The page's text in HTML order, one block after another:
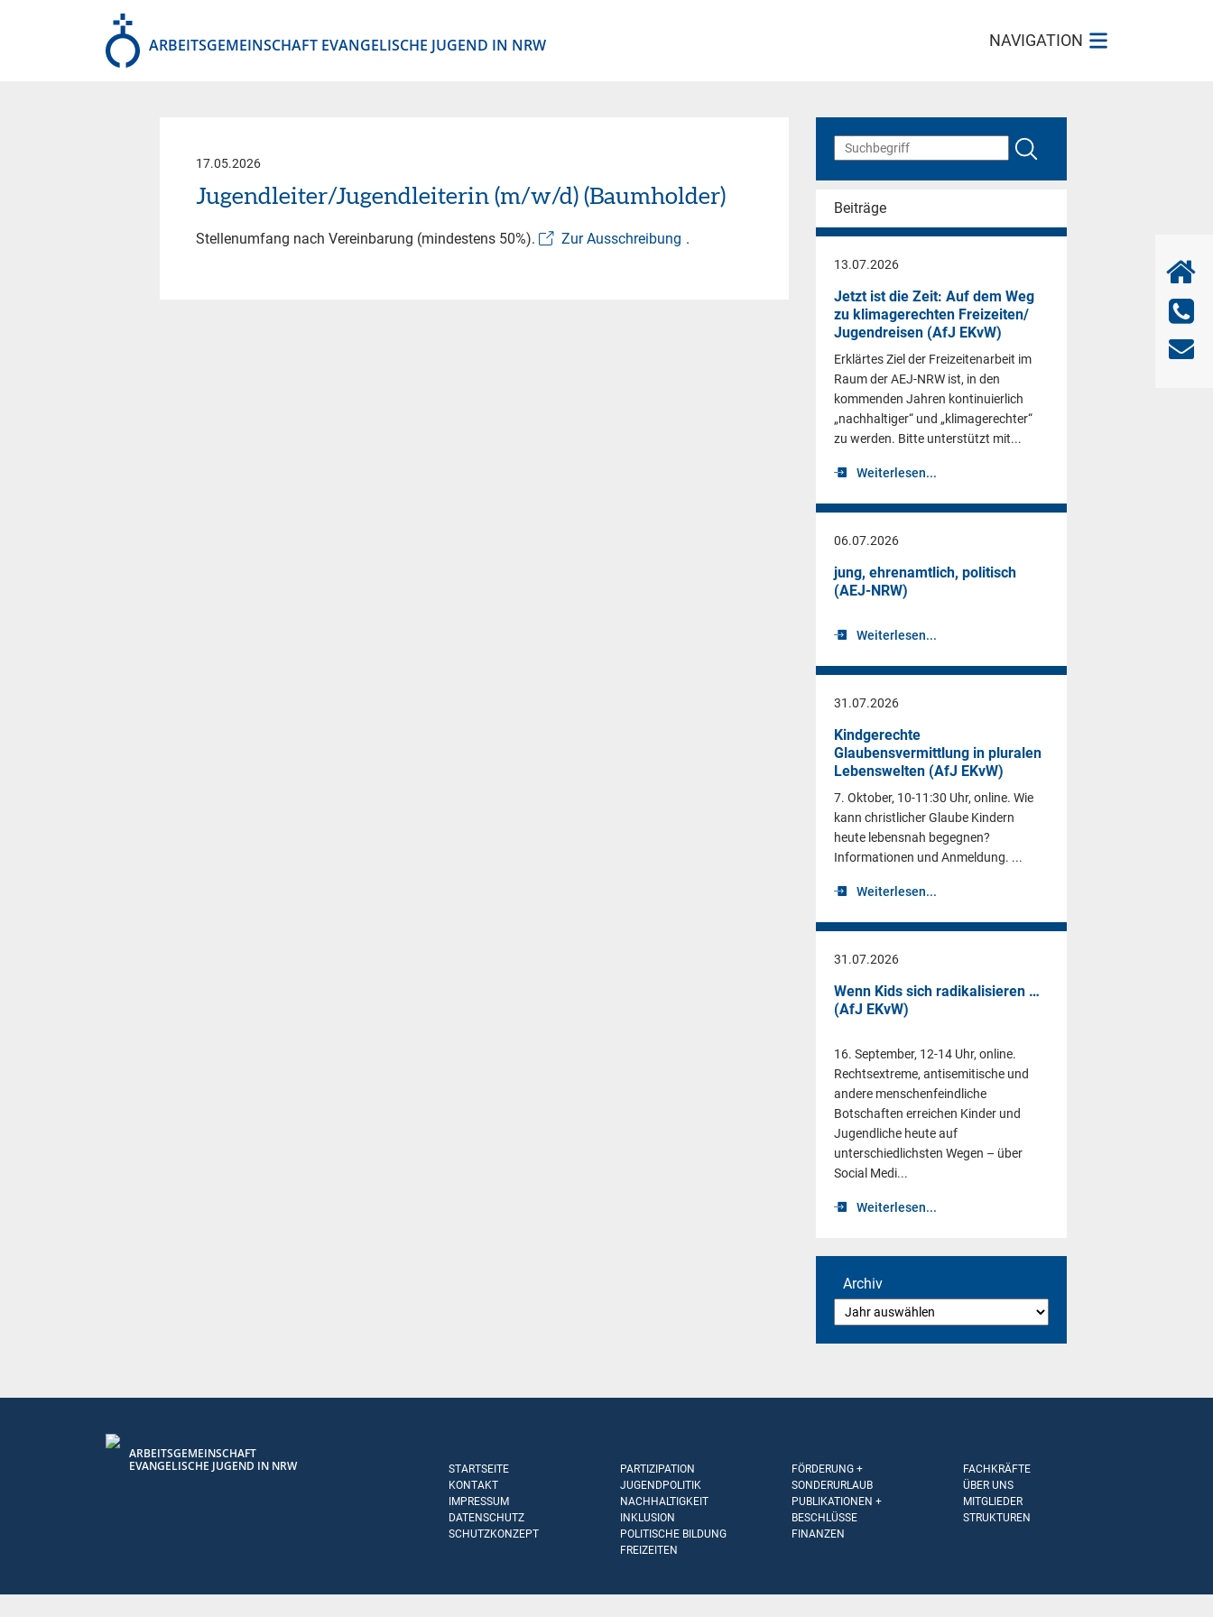
ARBEITSGEMEINSCHAFT EVANGELISCHE JUGEND IN NRW NAVIGATION
17.05.2026
Jugendleiter/Jugendleiterin (m/w/d) (Baumholder)
Stellenumfang nach Vereinbarung (mindestens 50%). Zur Ausschreibung .
Beiträge
13.07.2026
Jetzt ist die Zeit: Auf dem Weg
zu klimagerechten Freizeiten/
Jugendreisen (AfJ EKvW)
Erklärtes Ziel der Freizeitenarbeit im
Raum der AEJ-NRW ist, in den
kommenden Jahren kontinuierlich
„nachhaltiger“ und „klimagerechter“
zu werden. Bitte unterstützt mit...
Weiterlesen...
06.07.2026
jung, ehrenamtlich, politisch
(AEJ-NRW)
Weiterlesen...
31.07.2026
Kindgerechte
Glaubensvermittlung in pluralen
Lebenswelten (AfJ EKvW)
7. Oktober, 10-11:30 Uhr, online. Wie
kann christlicher Glaube Kindern
heute lebensnah begegnen?
Informationen und Anmeldung. ...
Weiterlesen...
31.07.2026
Wenn Kids sich radikalisieren …
(AfJ EKvW)
16. September, 12-14 Uhr, online.
Rechtsextreme, antisemitische und
andere menschenfeindliche
Botschaften erreichen Kinder und
Jugendliche heute auf
unterschiedlichsten Wegen – über
Social Medi...
Weiterlesen...
Archiv
ARBEITSGEMEINSCHAFT
EVANGELISCHE JUGEND IN NRW
STARTSEITE
KONTAKT
IMPRESSUM
DATENSCHUTZ
SCHUTZKONZEPT
PARTIZIPATION
JUGENDPOLITIK
NACHHALTIGKEIT
INKLUSION
POLITISCHE BILDUNG
FREIZEITEN
FÖRDERUNG +
SONDERURLAUB
PUBLIKATIONEN +
BESCHLÜSSE
FINANZEN
FACHKRÄFTE
ÜBER UNS
MITGLIEDER
STRUKTUREN